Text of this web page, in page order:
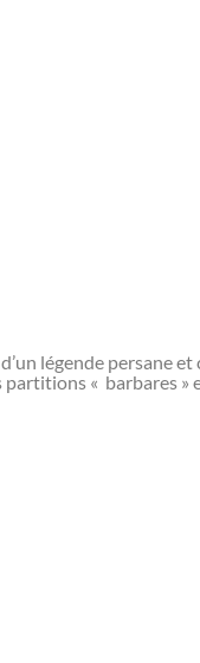
légende persane
« barbares »